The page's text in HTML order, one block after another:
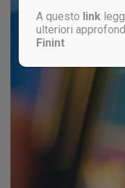
A questo link
ulteriori
Finint